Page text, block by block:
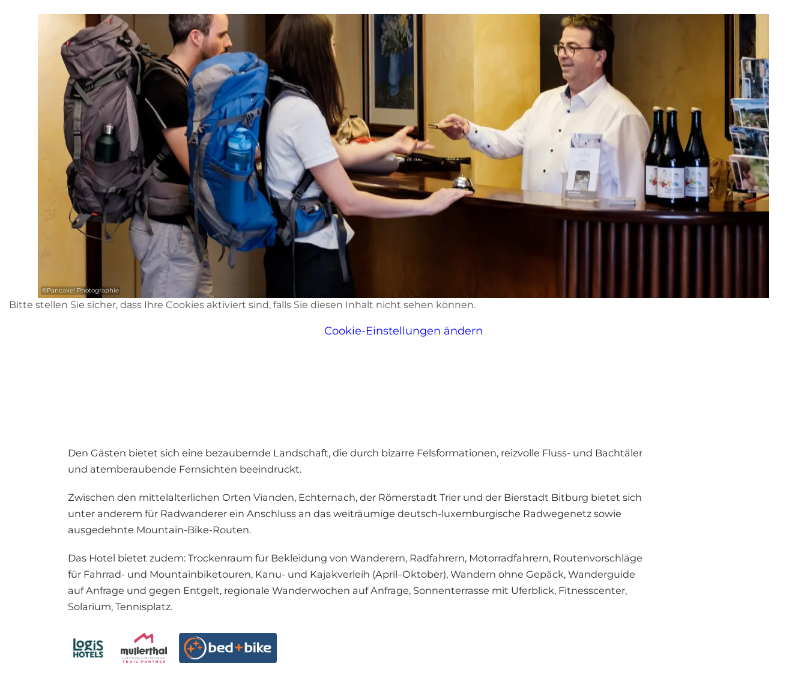
©Pancake! Photographie
Bitte stellen Sie sicher, dass Ihre Cookies aktiviert sind, falls Sie diesen Inhalt nicht sehen können.
Cookie-Einstellungen ändern
Den Gästen bietet sich eine bezaubernde Landschaft, die durch bizarre Felsformationen, reizvolle Fluss- und Bachtäler
und atemberaubende Fernsichten beeindruckt.
Zwischen den mittelalterlichen Orten Vianden, Echternach, der Römerstadt Trier und der Bierstadt Bitburg bietet sich
unter anderem für Radwanderer ein Anschluss an das weiträumige deutsch-luxemburgische Radwegenetz sowie
ausgedehnte Mountain-Bike-Routen.
Das Hotel bietet zudem: Trockenraum für Bekleidung von Wanderern, Radfahrern, Motorradfahrern, Routenvorschläge
für Fahrrad- und Mountainbiketouren, Kanu- und Kajakverleih (April–Oktober), Wandern ohne Gepäck, Wanderguide
auf Anfrage und gegen Entgelt, regionale Wanderwochen auf Anfrage, Sonnenterrasse mit Uferblick, Fitnesscenter,
Solarium, Tennisplatz.